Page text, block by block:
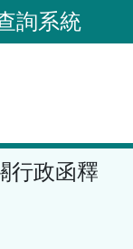
詢系統
行政函釋